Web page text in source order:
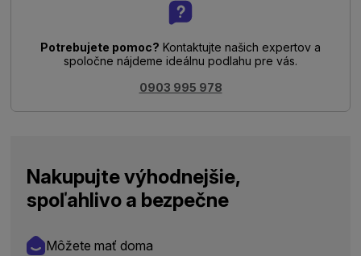
Potrebujete pomoc? Kontaktujte našich expertov a
spoločne nájdeme ideálnu podlahu pre vás.
0903 995 978
Nakupujte výhodnejšie,
spoľahlivo a bezpečne
Môžete mať doma